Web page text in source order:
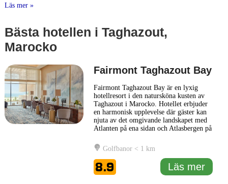
Läs mer »
Bästa hotellen i Taghazout,
Marocko
Fairmont Taghazout Bay
Fairmont Taghazout Bay är en lyxig
hotellresort i den natursköna kusten av
Taghazout i Marocko. Hotellet erbjuder
en harmonisk upplevelse där gäster kan
njuta av det omgivande landskapet med
Atlanten på ena sidan och Atlasbergen på
utformad med fokus på modern elegans
och traditionell marockansk arkitektur,
vilket skapar en inbjudande och
genomtänkt atmosfär. Hotellet... Läs mer
Golfbanor < 1 km
8.9 Läs mer